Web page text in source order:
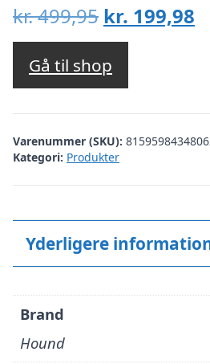
kr.499,95 Den
oprindelige
pris
var:
kr. 499,95.
kr. 199,98
Gå til shop
Varenummer (SKU):
Kategori: Produkter
Yderligere
Brand
Hound